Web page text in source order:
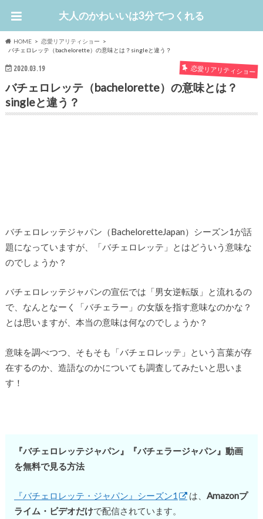
大人のかわいいは3分でつくれる
HOME
恋愛リアリティショー
バチェロレッテ（bachelorette）の意味とは？singleと違う？
2020.03.19 恋愛リアリティショー
バチェロレッテ（bachelorette）の意味とは？
singleと違う？
バチェロレッテジャパン（BacheloretteJapan）シーズン1が話
題になっていますが、「バチェロレッテ」とはどういう意味な
のでしょうか？
バチェロレッテジャパンの宣伝では「男女逆転版」と流れるの
で、なんとなーく「バチェラー」の女版を指す意味なのかな？
とは思いますが、本当の意味は何なのでしょうか？
意味を調べつつ、そもそも「バチェロレッテ」という言葉が存
在するのか、造語なのかについても調査してみたいと思いま
す！
『バチェロレッテジャパン』『バチェラージャパン』動画
を無料で見る方法
『バチェロレッテ・ジャパン』シーズン1 は、 Amazonプ
ライム・ビデオだけで配信されています。